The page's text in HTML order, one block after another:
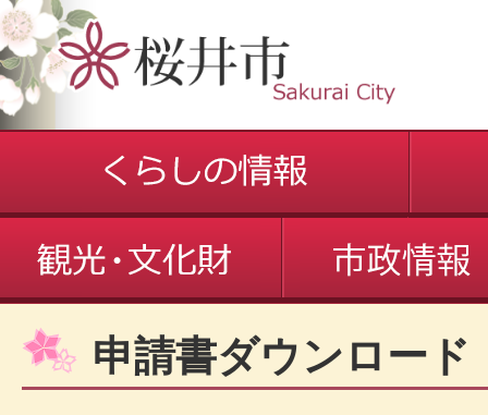
申請書ダウンロード